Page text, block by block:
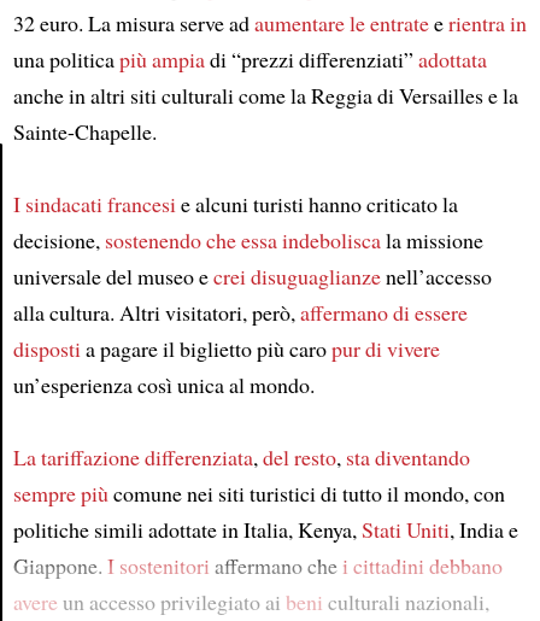
Article
32 euro. La misura serve adaumentare le entrateerientra in
una politicapiù ampiadi “prezzi differenziati” adottata
anche in altri siti culturali come la Reggia di Versailles e la
Sainte-Chapelle.
I sindacati francesi e alcuni turisti hanno criticato la
decisione, sostenendo che essa indeboliscala missione
universale del museo ecrei disuguaglianzenell’accesso
alla cultura. Altri visitatori, però, affermano di essere
disposti a pagare il biglietto più caropur di vivere
un’esperienza così unica al mondo.
La tariffazione differenziata, del resto, sta diventando
sempre più comune nei siti turistici di tutto il mondo, con
politiche simili adottate in Italia, Kenya, Stati Uniti, India e
Giappone. I sostenitori affermano che i cittadini debbano
avereun accesso privilegiato ai beni culturali nazionali,